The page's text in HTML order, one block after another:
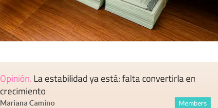
Opinión. La estabilidad ya está: falta convertirla en
crecimiento
Mariana Camino Members